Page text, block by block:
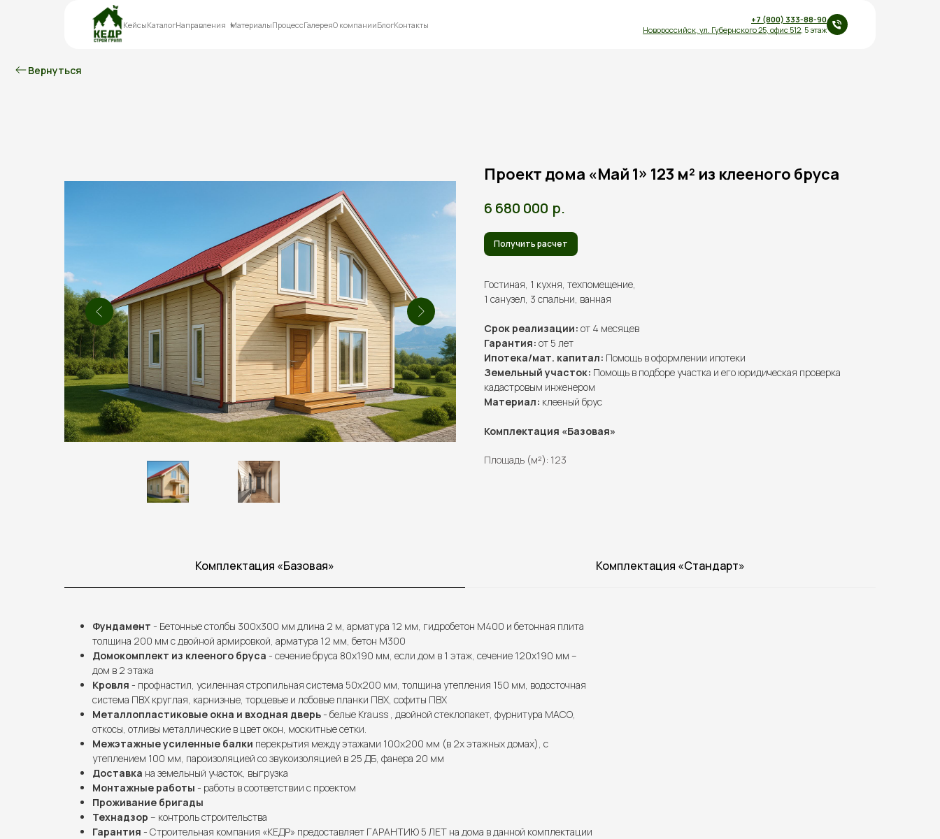
КейсыКаталогНаправления МатериалыПроцессГалереяО компанииБлогКонтакты
+7 (800) 333-88-90
Новороссийск, ул. Губернского 25, офис 512, 5 этаж
Вернуться
Проект дома «Май 1» 123 м² из клееного бруса
6 680 000 р.
Получить расчет
Гостиная, 1 кухня, техпомещение,
1 санузел, 3 спальни, ванная
Срок реализации: от 4 месяцев
Гарантия: от 5 лет
Ипотека/мат. капитал: Помощь в оформлении ипотеки
Земельный участок: Помощь в подборе участка и его юридическая проверка
кадастровым инженером
Материал: клееный брус
Комплектация «Базовая»
Площадь (м²): 123
Комплектация «Базовая» Комплектация «Стандарт»
Фундамент - Бетонные столбы 300х300 мм длина 2 м, арматура 12 мм, гидробетон М400 и бетонная плита
толщина 200 мм с двойной армировкой, арматура 12 мм, бетон М300
Домокомплект из клееного бруса - сечение бруса 80х190 мм, если дом в 1 этаж, сечение 120х190 мм –
дом в 2 этажа
Кровля - профнастил, усиленная стропильная система 50х200 мм, толщина утепления 150 мм, водосточная
система ПВХ круглая, карнизные, торцевые и лобовые планки ПВХ, софиты ПВХ
Металлопластиковые окна и входная дверь- белые Krauss , двойной стеклопакет, фурнитура МАСО,
откосы, отливы металлические в цвет окон, москитные сетки.
Межэтажные усиленные балки перекрытия между этажами 100х200 мм (в 2х этажных домах), с
утеплением 100 мм, пароизоляцией со звукоизоляцией в 25 ДБ, фанера 20 мм
Доставка на земельный участок, выгрузка
Монтажные работы - работы в соответствии с проектом
Проживание бригады
Технадзор – контроль строительства
Гарантия - Строительная компания «КЕДР» предоставляет ГАРАНТИЮ 5 ЛЕТ на дома в данной комплектации